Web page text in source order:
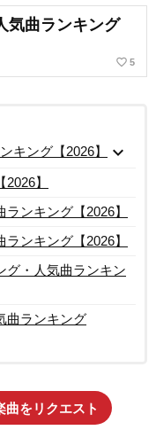
気曲ランキング
favorite_border 5
キング【2026】
expand_more
】
ンキング【2026】
ンキング【2026】
グ・人気曲ランキン
曲ランキング
曲をリクエスト